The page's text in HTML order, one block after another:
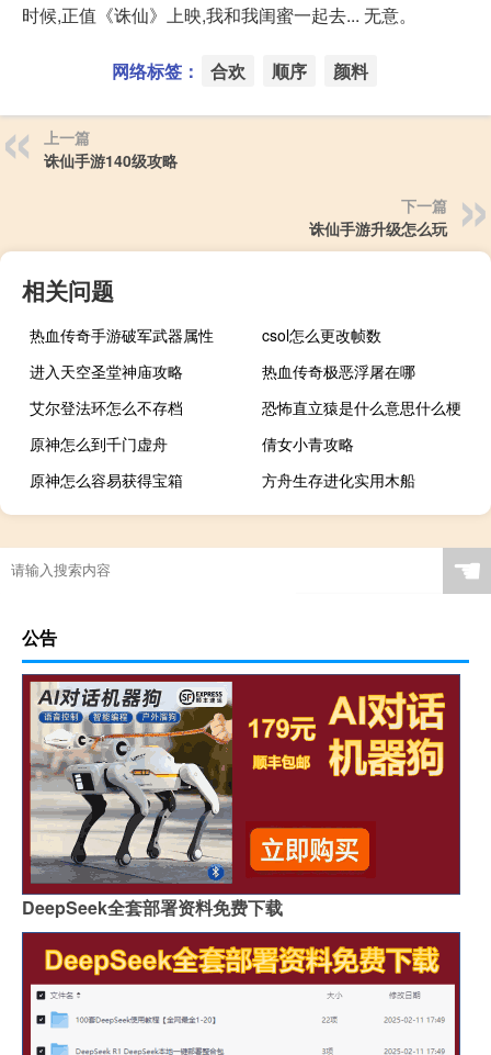
时候,正值《诛仙》上映,我和我闺蜜一起去... 无意。
网络标签： 合欢 顺序 颜料
上一篇
诛仙手游140级攻略
下一篇
诛仙手游升级怎么玩
相关问题
热血传奇手游破军武器属性
csol怎么更改帧数
进入天空圣堂神庙攻略
热血传奇极恶浮屠在哪
艾尔登法环怎么不存档
恐怖直立猿是什么意思什么梗
原神怎么到千门虚舟
倩女小青攻略
原神怎么容易获得宝箱
方舟生存进化实用木船
☚
公告
DeepSeek全套部署资料免费下载